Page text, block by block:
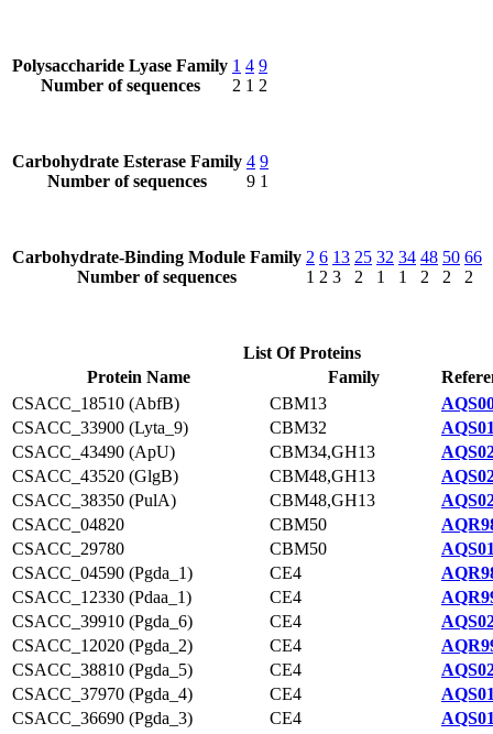
Polysaccharide Lyase Family
Number of sequences
1
2
4
1
9
2
Carbohydrate Esterase Family
Number of sequences
4
9
9
1
Carbohydrate-Binding Module Family
Number of sequences
2
1
6
2
13
3
25
2
32
1
34
1
48
2
50
2
66
2
List Of Proteins
Protein Name
Family
CSACC_18510 (AbfB)
CBM13
CSACC_33900 (Lyta_9)
CBM32
CSACC_43490 (ApU)
CBM34,GH13
CSACC_43520 (GlgB)
CBM48,GH13
CSACC_38350 (PulA)
CBM48,GH13
CSACC_04820
CBM50
CSACC_29780
CBM50
CSACC_04590 (Pgda_1)
CE4
CSACC_12330 (Pdaa_1)
CE4
CSACC_39910 (Pgda_6)
CE4
CSACC_12020 (Pgda_2)
CE4
CSACC_38810 (Pgda_5)
CE4
CSACC_37970 (Pgda_4)
CE4
CSACC_36690 (Pgda_3)
CE4